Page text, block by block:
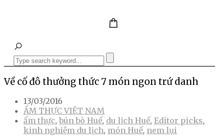
Về cố đô thưởng thức 7 món ngon trứ danh
13/03/2016
ẨM THỰC VIỆT NAM
ẩm thực, bún bò Huế, du lịch Huế, Editor picks,
kinh nghiệm du lịch, món Huế, nem lụi